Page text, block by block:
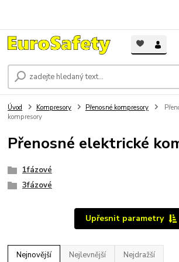
Úvod Kompresory Přenosné kompresory
kompresory
Přenosné elektrické
1fázové
3fázové
Upřesnit parametry
Nejnovější Nejlevnější Nejdražší